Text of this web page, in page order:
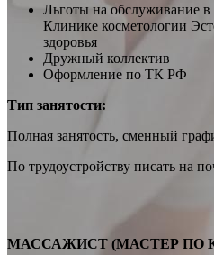
Льготы на обслуживание
Клинике косметологии
здоровья
Дружный коллектив
Оформление по ТК РФ
Тип занятости:
Полная занятость, сменный
По трудоустройству писать на
МАССАЖИСТ (МАСТЕР ПО